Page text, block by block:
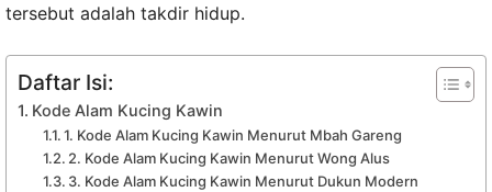
tersebut adalah takdir hidup.
Daftar Isi:
Kode Alam Kucing Kawin
1. Kode Alam Kucing Kawin Menurut Mbah Gareng
2. Kode Alam Kucing Kawin Menurut Wong Alus
3. Kode Alam Kucing Kawin Menurut Dukun Modern